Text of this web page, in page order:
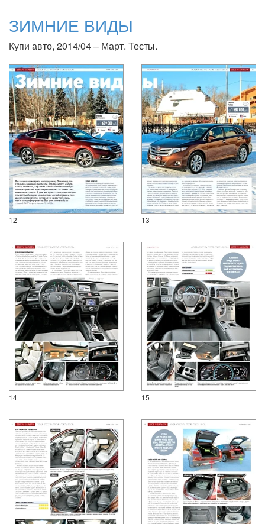
ЗИМНИЕ ВИДЫ
Купи авто, 2014/04 – Март. Тесты.
12 13
14 15